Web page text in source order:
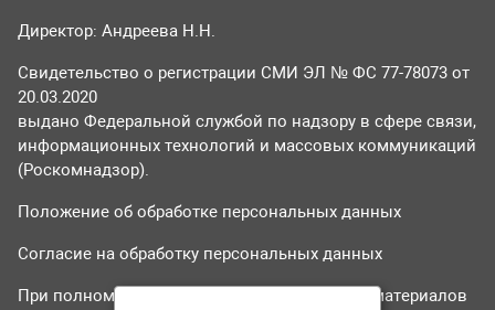
Директор: Андреева Н.Н.
Свидетельство о регистрации СМИ ЭЛ № ФС 77-78073 от
20.03.2020
выдано Федеральной службой по надзору в сфере связи,
информационных технологий и массовых коммуникаций
(Роскомнадзор).
Положение об обработке персональных данных
Согласие на обработку персональных данных
При полном или частичном использовании материалов